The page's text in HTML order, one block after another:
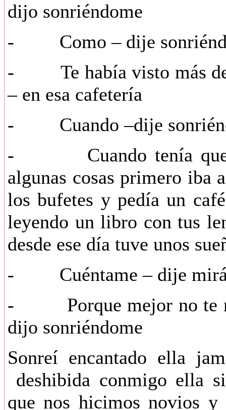
dijo sonriéndome
- Como – dije
- Te había visto más de
– en esa cafetería
- Cuando –dije
- Cuando tenía que ir
algunas cosas primero iba
los bufetes y pedía un
leyendo un libro con tus
desde ese día tuve unos
- Cuéntame – dije
- Porque mejor no te
dijo sonriéndome
Sonreí encantado
deshibida conmigo ella
que nos hicimos novios y